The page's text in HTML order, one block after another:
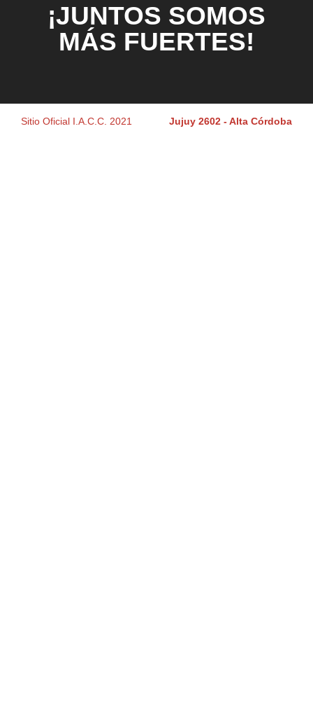
¡JUNTOS SOMOS
MÁS FUERTES!
Sitio Oficial I.A.C.C. 2021 Jujuy 2602 - Alta Córdoba